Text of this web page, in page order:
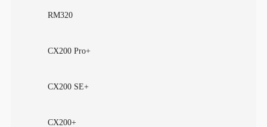
RM320
CX200 Pro+
CX200 SE+
CX200+